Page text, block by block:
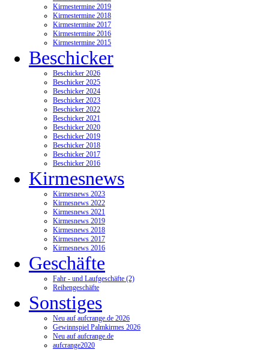
Kirmestermine 2019
Kirmestermine 2018
Kirmestermine 2017
Kirmestermine 2016
Kirmestermine 2015
Beschicker
Beschicker 2026
Beschicker 2025
Beschicker 2024
Beschicker 2023
Beschicker 2022
Beschicker 2021
Beschicker 2020
Beschicker 2019
Beschicker 2018
Beschicker 2017
Beschicker 2016
Kirmesnews
Kirmesnews 2023
Kirmesnews 2022
Kirmesnews 2021
Kirmesnews 2019
Kirmesnews 2018
Kirmesnews 2017
Kirmesnews 2016
Geschäfte
Fahr - und Laufgeschäfte (2)
Reihengeschäfte
Sonstiges
Neu auf aufcrange.de 2026
Gewinnspiel Palmkirmes 2026
Neu auf aufcrange.de
aufcrange2020